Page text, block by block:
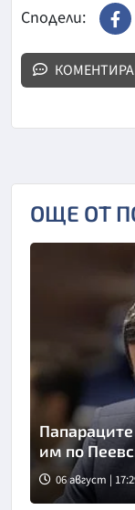
Сподели:
ОЩЕ ОТ
им по
06 август |